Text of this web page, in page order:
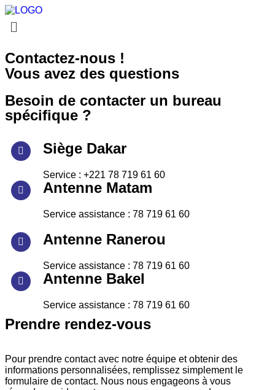
Contactez-nous !
Vous avez des questions
Besoin de contacter un bureau
spécifique ?
Siège Dakar
Service : +221 78 719 61 60
Antenne Matam
Service assistance : 78 719 61 60
Antenne Ranerou
Service assistance : 78 719 61 60
Antenne Bakel
Service assistance : 78 719 61 60
Prendre rendez-vous
Pour prendre contact avec notre équipe et obtenir des
informations personnalisées, remplissez simplement le
formulaire de contact. Nous nous engageons à vous